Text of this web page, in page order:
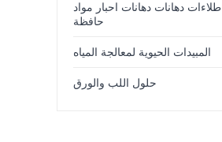
طلاءات دهانات دهانات احبار مواد
حافظة
المبيدات الحيوية لمعالجة المياه
حلول اللب والورق